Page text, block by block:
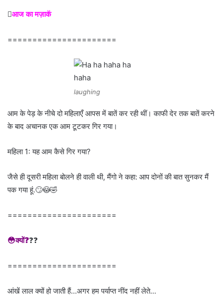
आज का मज़ाक
======================
laughing
आम के पेड़ के नीचे दो महिलाएँ आपस में बातें कर रही थीं। काफी देर तक बातें करने
के बाद अचानक एक आम टूटकर गिर गया।
महिला 1: यह आम कैसे गिर गया?
जैसे ही दूसरी महिला बोलने ही वाली थी, मैंगो ने कहा: आप दोनों की बात सुनकर मैं
पक गया हूं.🙄😳🤣
======================
😳क्यों❓❓❓
======================
आंखें लाल क्यों हो जाती हैं…अगर हम पर्याप्त नींद नहीं लेते…